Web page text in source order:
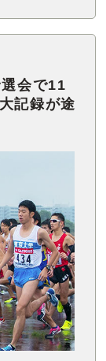
会で11
記録が途